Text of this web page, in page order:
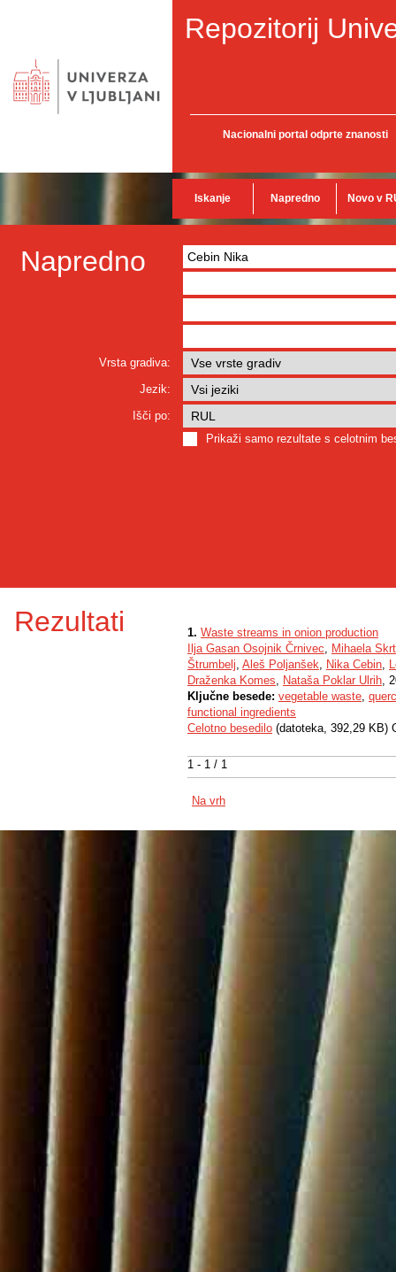
Repozitorij
Nacionalni portal odprte znanosti
Iskanje Napredno Novo v
Napredno
Vrsta gradiva:
Jezik:
Išči po:
Prikaži samo rezultate s celotnim
Rezultati
1 - 1 / 1
1. Waste streams in onion production
Ilja Gasan Osojnik Črnivec, Mihaela Skrt
Štrumbelj, Aleš Poljanšek, Nika Cebin,
Draženka Komes, Nataša Poklar Ulrih,
Ključne besede: vegetable waste,
functional ingredients
Celotno besedilo (datoteka, 392,29 KB)
Na vrh